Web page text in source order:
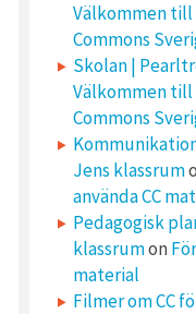
Välkommen till
Commons
Skolan |
Välkommen till
Commons
Jens klassrum
använda CC
Pedagogisk
klassrumon
material
Filmer om CC